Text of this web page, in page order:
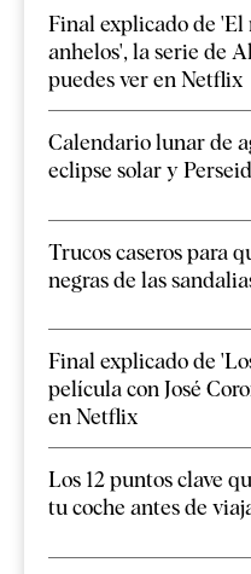
Final explicado de 'El
anhelos', la serie de
puedes ver en Netflix
Calendario lunar de
eclipse solar y
Trucos caseros para
negras de las
Final explicado de
película con José
en Netflix
Los 12 puntos clave
tu coche antes de